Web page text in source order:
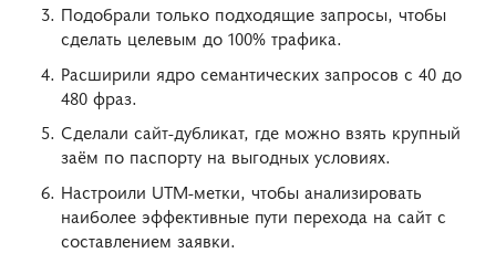
Подобрали только подходящие запросы, чтобы
сделать целевым до 100% трафика.
Расширили ядро семантических запросов с 40 до
480 фраз.
Сделали сайт-дубликат, где можно взять крупный
заём по паспорту на выгодных условиях.
Настроили UTM-метки, чтобы анализировать
наиболее эффективные пути перехода на сайт с
составлением заявки.